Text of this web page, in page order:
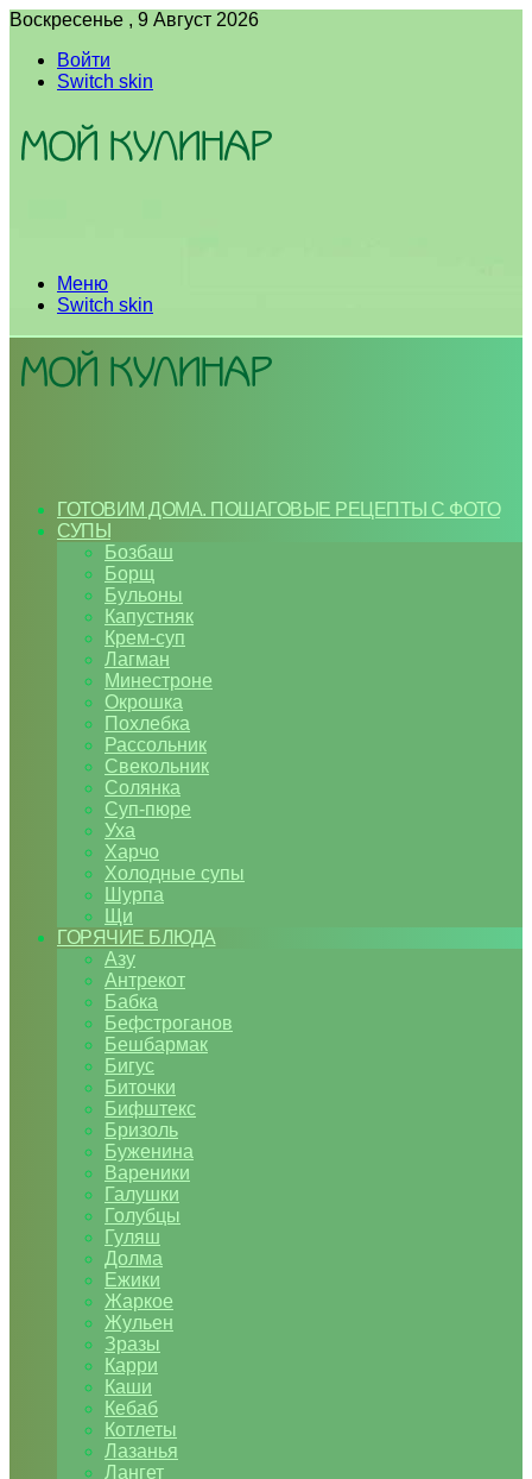
Воскресенье , 9 Август 2026
Войти
Switch skin
Меню
Switch skin
ГОТОВИМ ДОМА. ПОШАГОВЫЕ РЕЦЕПТЫ С ФОТО
СУПЫ
Бозбаш
Борщ
Бульоны
Капустняк
Крем-суп
Лагман
Минестроне
Окрошка
Похлебка
Рассольник
Свекольник
Солянка
Суп-пюре
Уха
Харчо
Холодные супы
Шурпа
Щи
ГОРЯЧИЕ БЛЮДА
Азу
Антрекот
Бабка
Бефстроганов
Бешбармак
Бигус
Биточки
Бифштекс
Бризоль
Буженина
Вареники
Галушки
Голубцы
Гуляш
Долма
Ежики
Жаркое
Жульен
Зразы
Карри
Каши
Кебаб
Котлеты
Лазанья
Лангет